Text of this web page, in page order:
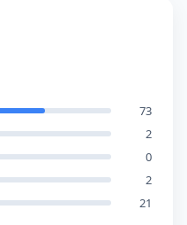
73
2
0
2
21